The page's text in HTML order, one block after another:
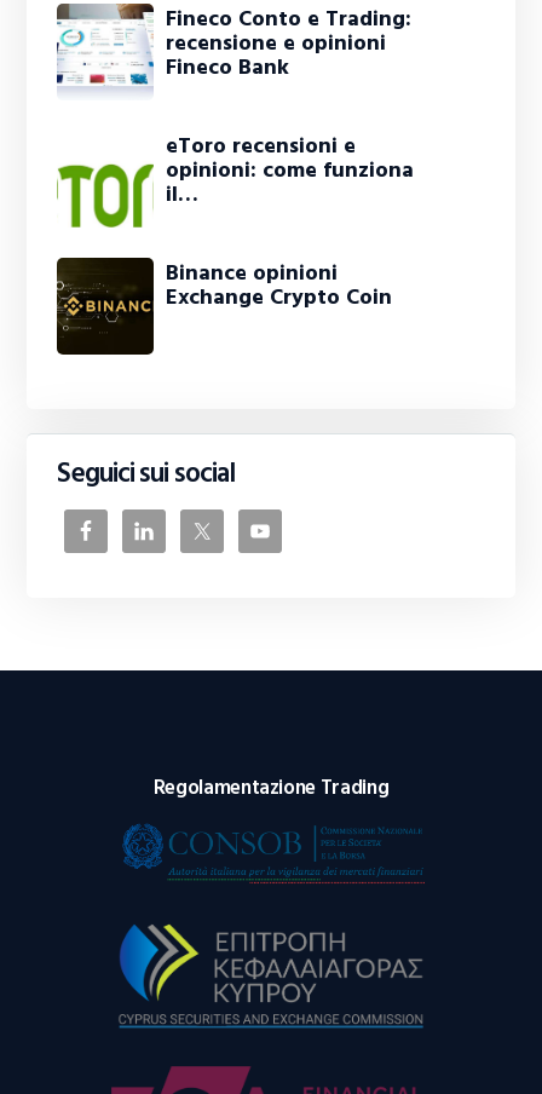
Fineco Conto e Trading:
recensione e opinioni
Fineco Bank
eToro recensioni e
opinioni: come funziona
il…
Binance opinioni
Exchange Crypto Coin
Seguici sui social
Regolamentazione Trading